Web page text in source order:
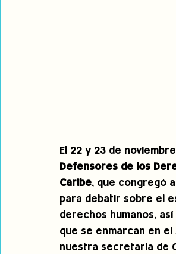
El 22 y 23 de
Defensores de los
Caribe, que congregó
para debatir sobre el
derechos humanos,
que se enmarcan en el
nuestra secretaria de